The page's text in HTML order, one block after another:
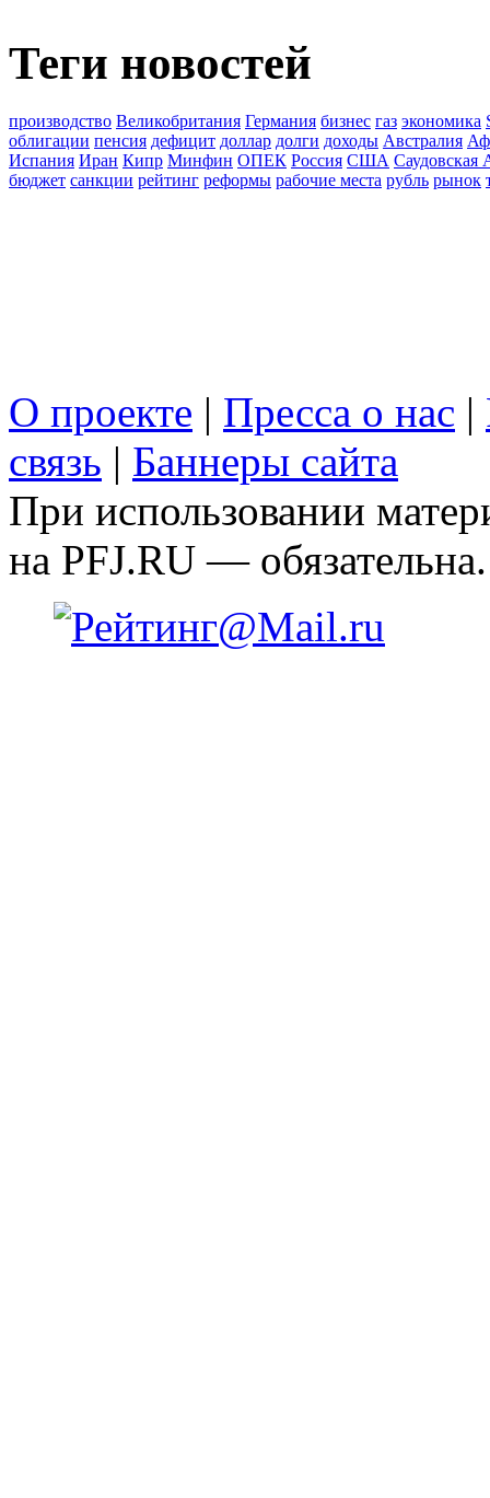
Теги новостей
производство Великобритания Германия бизнес газ экономика
облигации пенсия дефицит доллар долги доходы Австралия
Испания Иран Кипр Минфин ОПЕК Россия США Саудовская
бюджет санкции рейтинг реформы рабочие места рубль рынок
О проекте | Пресса о нас |
связь | Баннеры сайта
При использовании
на PFJ.RU — обязательна.